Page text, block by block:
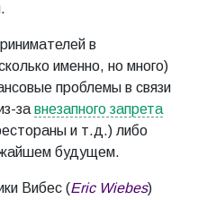
в
именно, но много)
проблемы в связи
за внезапного запрета
и т.д.) либо
будущем.
Вибес (Eric Wiebes)